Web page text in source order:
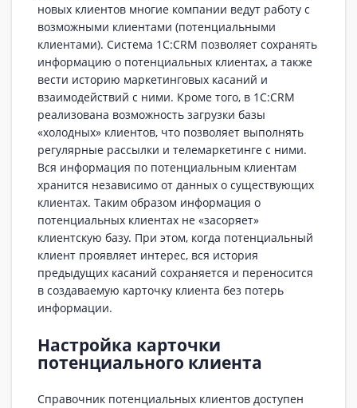
новых клиентов многие компании ведут работу с
возможными клиентами (потенциальными
клиентами). Система 1С:CRM позволяет сохранять
информацию о потенциальных клиентах, а также
вести историю маркетинговых касаний и
взаимодействий с ними. Кроме того, в 1С:CRM
реализована возможность загрузки базы
«холодных» клиентов, что позволяет выполнять
регулярные рассылки и телемаркетинге с ними.
Вся информация по потенциальным клиентам
хранится независимо от данных о существующих
клиентах. Таким образом информация о
потенциальных клиентах не «засоряет»
клиентскую базу. При этом, когда потенциальный
клиент проявляет интерес, вся история
предыдущих касаний сохраняется и переносится
в создаваемую карточку клиента без потерь
информации.
Настройка карточки
потенциального клиента
Справочник потенциальных клиентов доступен